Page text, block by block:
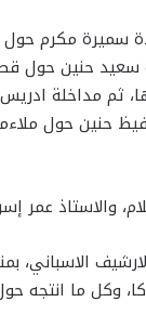
سميرة مكرم حول
حنين حول
ثم مداخلة
حنين حول
والاستاذ عمر
الاسباني،
وكل ما انتجه